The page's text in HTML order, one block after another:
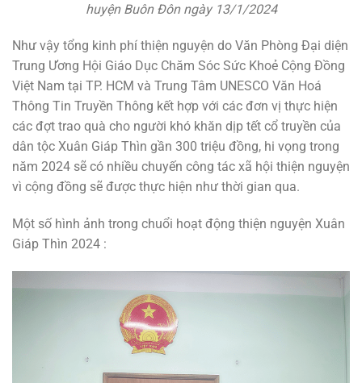
huyện Buôn Đôn ngày 13/1/2024
Như vậy tổng kinh phí thiện nguyện do Văn Phòng Đại diện
Trung Ương Hội Giáo Dục Chăm Sóc Sức Khoẻ Cộng Đồng
Việt Nam tại TP. HCM và Trung Tâm UNESCO Văn Hoá
Thông Tin Truyền Thông kết hợp với các đơn vị thực hiện
các đợt trao quà cho người khó khăn dịp tết cổ truyền của
dân tộc Xuân Giáp Thìn gần 300 triệu đồng, hi vọng trong
năm 2024 sẽ có nhiều chuyến công tác xã hội thiện nguyện
vì cộng đồng sẽ được thực hiện như thời gian qua.
Một số hình ảnh trong chuổi hoạt động thiện nguyện Xuân
Giáp Thìn 2024 :